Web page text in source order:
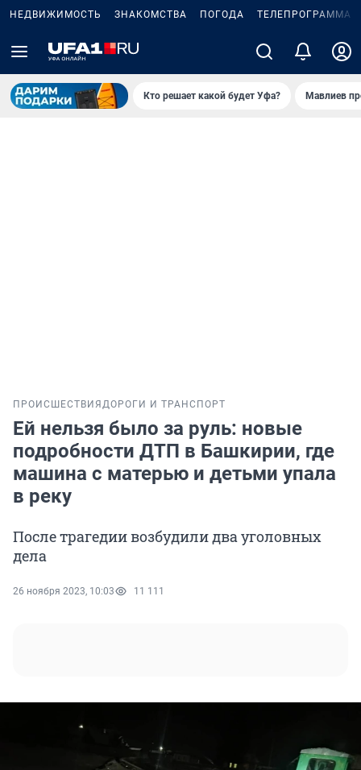
НЕДВИЖИМОСТЬ ЗНАКОМСТВА ПОГОДА ТЕЛЕПРОГРАММА
Кто решает какой будет Уфа? Мавлиев
ПРОИСШЕСТВИЯ ДОРОГИ И ТРАНСПОРТ
Ей нельзя было за руль: новые
подробности ДТП в Башкирии, где
машина с матерью и детьми упала
в реку
После трагедии возбудили два уголовных
дела
26 ноября 2023, 10:03 11 111